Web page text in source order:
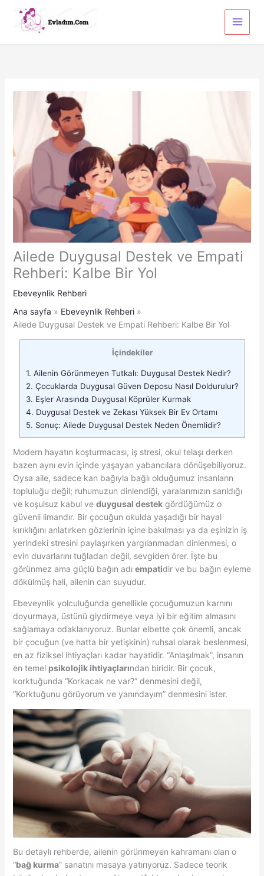
Ailede Duygusal Destek ve Empati
Rehberi: Kalbe Bir Yol
Ebeveynlik Rehberi
Ana sayfa
Ebeveynlik Rehberi
Ailede Duygusal Destek ve Empati Rehberi: Kalbe Bir Yol
İçindekiler
1. Ailenin Görünmeyen Tutkalı: Duygusal Destek Nedir?
2. Çocuklarda Duygusal Güven Deposu Nasıl Doldurulur?
3. Eşler Arasında Duygusal Köprüler Kurmak
4. Duygusal Destek ve Zekası Yüksek Bir Ev Ortamı
5. Sonuç: Ailede Duygusal Destek Neden Önemlidir?
Modern hayatın koşturmacası, iş stresi, okul telaşı derken
bazen aynı evin içinde yaşayan yabancılara dönüşebiliyoruz.
Oysa aile, sadece kan bağıyla bağlı olduğumuz insanların
topluluğu değil; ruhumuzun dinlendiği, yaralarımızın sarıldığı
ve koşulsuz kabul ve duygusal destekgördüğümüz o
güvenli limandır. Bir çocuğun okulda yaşadığı bir hayal
kırıklığını anlatırken gözlerinin içine bakılması ya da eşinizin iş
yerindeki stresini paylaşırken yargılanmadan dinlenmesi, o
evin duvarlarını tuğladan değil, sevgiden örer. İşte bu
görünmez ama güçlü bağın adı empatidir ve bu bağın eyleme
dökülmüş hali, ailenin can suyudur.
Ebeveynlik yolculuğunda genellikle çocuğumuzun karnını
doyurmaya, üstünü giydirmeye veya iyi bir eğitim almasını
sağlamaya odaklanıyoruz. Bunlar elbette çok önemli, ancak
bir çocuğun (ve hatta bir yetişkinin) ruhsal olarak beslenmesi,
en az fiziksel ihtiyaçları kadar hayatidir. “Anlaşılmak”, insanın
en temel psikolojik ihtiyaçlarından biridir. Bir çocuk,
korktuğunda “Korkacak ne var?” denmesini değil,
“Korktuğunu görüyorum ve yanındayım” denmesini ister.
Bu detaylı rehberde, ailenin görünmeyen kahramanı olan o
“bağ kurma” sanatını masaya yatırıyoruz. Sadece teorik